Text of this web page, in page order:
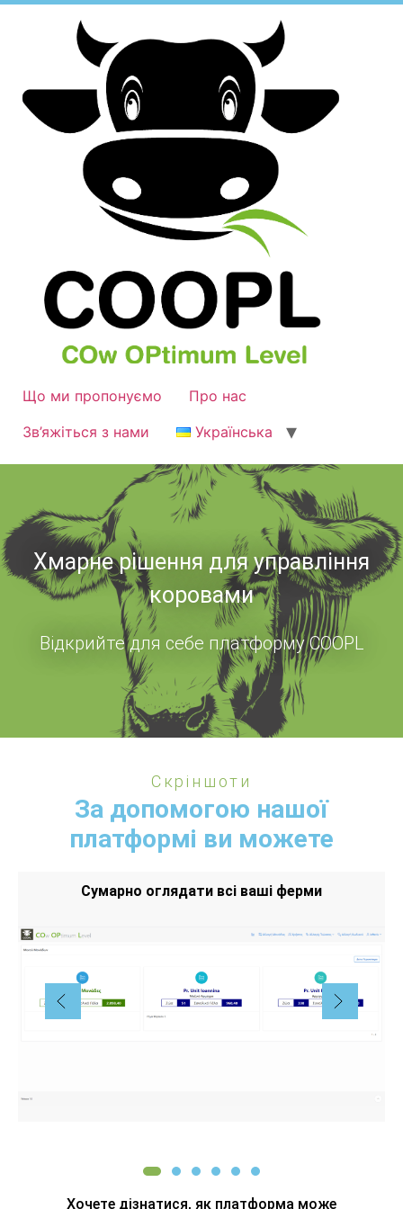
Що ми пропонуємо
Про нас
Зв’яжіться з нами
Українська
Хмарне рішення для управління
коровами
Відкрийте для себе платформу COOPL
Скріншоти
За допомогою нашої
платформі ви можете
Сумарно оглядати всі ваші ферми
Хочете дізнатися, як платформа може